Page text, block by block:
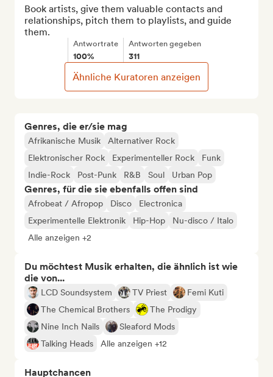
Genres, die er/sie mag
Afrikanische Musik
Alternativer Rock
Elektronischer Rock
Experimenteller Rock
Funk
Indie-Rock
Post-Punk R&B Soul Urban Pop
Genres, für die sie ebenfalls offen sind
Afrobeat / Afropop Disco
Electronica
Experimentelle Elektronik
Hip-Hop
Nu-disco / Italo
Alle anzeigen +2
Du möchtest Musik erhalten, die ähnlich ist wie
die von...
LCD Soundsystem TV Priest
Femi Kuti
The Chemical Brothers
The Prodigy
Nine Inch Nails
Sleaford Mods
Talking Heads
Alle anzeigen +12
Hauptchancen
Book artists, give them valuable contacts and
relationships, pitch them to playlists, and guide
them.
Antwortrate
100%
Antworten gegeben
311
Ähnliche Kuratoren anzeigen